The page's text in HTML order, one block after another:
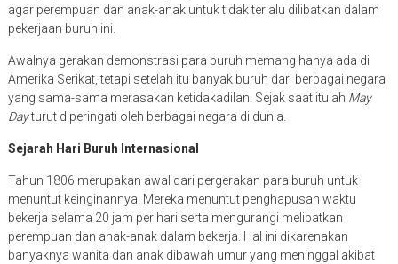
agar perempuan dan anak-anak untuk tidak terlalu dilibatkan dalam
pekerjaan buruh ini.
Awalnya gerakan demonstrasi para buruh memang hanya ada di
Amerika Serikat, tetapi setelah itu banyak buruh dari berbagai negara
yang sama-sama merasakan ketidakadilan. Sejak saat itulah May
Dayturut diperingati oleh berbagai negara di dunia.
Sejarah Hari Buruh Internasional
Tahun 1806 merupakan awal dari pergerakan para buruh untuk
menuntut keinginannya. Mereka menuntut penghapusan waktu
bekerja selama 20 jam per hari serta mengurangi melibatkan
perempuan dan anak-anak dalam bekerja. Hal ini dikarenakan
banyaknya wanita dan anak dibawah umur yang meninggal akibat